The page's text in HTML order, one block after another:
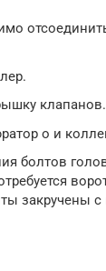
клапанов.
о и
болтов
закручены